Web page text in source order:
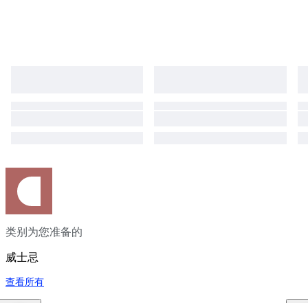
类别为您准备的
威士忌
查看所有